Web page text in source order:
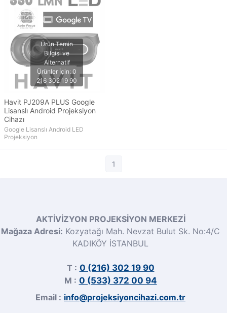
Havit PJ209A PLUS Google
Lisanslı Android Projeksiyon
Cihazı
Google Lisanslı Android LED
Projeksiyon
1
AKTİVİZYON PROJEKSİYON MERKEZİ
Mağaza Adresi: Kozyatağı Mah. Nevzat Bulut Sk. No:4/C
KADIKÖY İSTANBUL
T : 0 (216) 302 19 90
M : 0 (533) 372 00 94
Email : info@projeksiyoncihazi.com.tr